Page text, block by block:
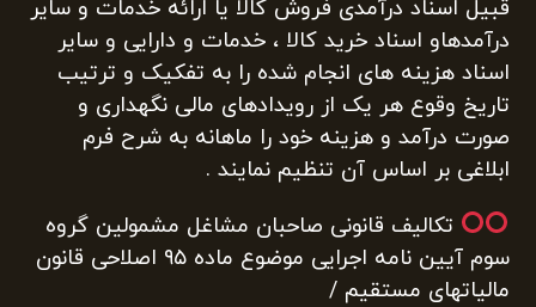
قبیل اسناد درآمدی فروش کالا یا ارائه خدمات و سایر
درآمدهاو اسناد خرید کالا ، خدمات و دارایی و سایر
اسناد هزینه های انجام شده را به تفکیک و ترتیب
تاریخ وقوع هر یک از رویدادهای مالی نگهداری و
صورت درآمد و هزینه خود را ماهانه به شرح فرم
ابلاغی بر اساس آن تنظیم نمایند .
تکالیف قانونی صاحبان مشاغل مشمولین گروه
سوم آیین نامه اجرایی موضوع ماده ۹۵ اصلاحی قانون
مالیاتهای مستقیم /